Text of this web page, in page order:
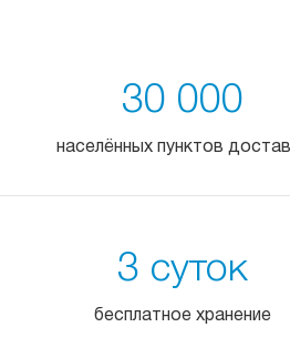
30 000
населённых пунктов
3 суток
бесплатное хранение